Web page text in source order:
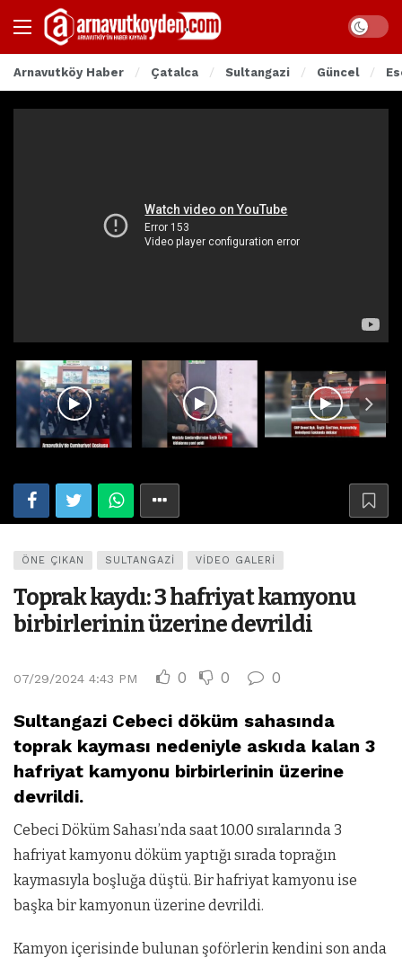
Arnavutköy Haber Çatalca Sultangazi Güncel
ÖNE ÇIKAN SULTANGAZI VIDEO GALERI
Toprak kaydı: 3 hafriyat kamyonu
birbirlerinin üzerine devrildi
07/29/2024 4:43 PM 0 0 0
Sultangazi Cebeci döküm sahasında
toprak kayması nedeniyle askıda kalan 3
hafriyat kamyonu birbirlerinin üzerine
devrildi.
Cebeci Döküm Sahası’nda saat 10.00 sıralarında 3
hafriyat kamyonu döküm yaptığı sırada toprağın
kaymasıyla boşluğa düştü. Bir hafriyat kamyonu ise
başka bir kamyonun üzerine devrildi.
Kamyon içerisinde bulunan şoförlerin kendini son anda